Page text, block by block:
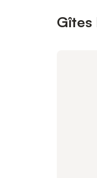
Gîtes